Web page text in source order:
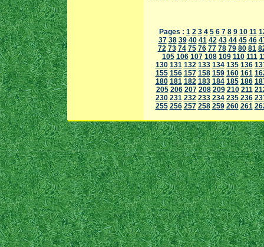
Pages : 1 2 3 4 5 6 7 8 9 10 11
37 38 39 40 41 42 43 44 45 46
72 73 74 75 76 77 78 79 80 81
105 106 107 108 109 110 111
130 131 132 133 134 135 136
155 156 157 158 159 160 161
180 181 182 183 184 185 186
205 206 207 208 209 210 211
230 231 232 233 234 235 236
255 256 257 258 259 260 261